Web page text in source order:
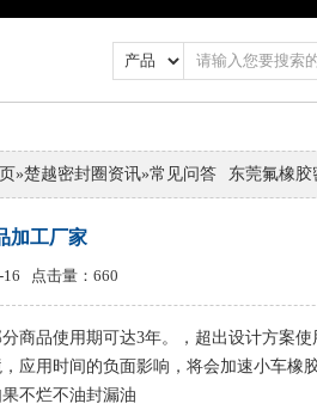
»楚越密封圈资讯»常见问答 东莞氟橡胶
加工厂家
点击量：660
商品使用期可达3年。，超出设计方案
应用时间的负面影响，将会加速小车橡
不烂不油封漏油